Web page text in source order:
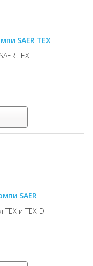
SAER TEX
TEX
SAER
и TEX-D